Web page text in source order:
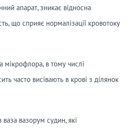
апарат, зникає відносна
що сприяє нормалізації кровотоку
мікрофлора, в тому числі
часто висівають в крові з ділянок
вазорум судин, які